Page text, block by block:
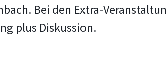
Bei den Extra-
plus Diskussion.